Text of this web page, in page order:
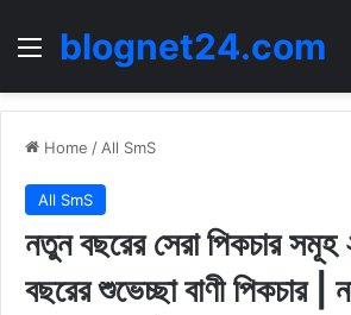
Menublognet24.com
Home / All SmS
All SmS
নতুন বছরের সেরা পিকচার
বছরের শুভেচ্ছা বাণী পিকচার |